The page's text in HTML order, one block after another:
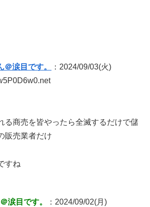
＠涙目です。
：2024/09/03(火)
る商売を皆やったら全滅するだけで儲
販売業者だけ
すね
涙目です。
：2024/09/02(月)